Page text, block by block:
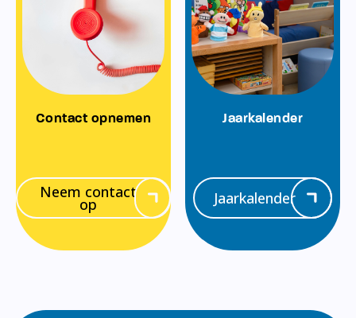
Contact opnemen
Neem contact
op
Jaarkalender
Jaarkalender